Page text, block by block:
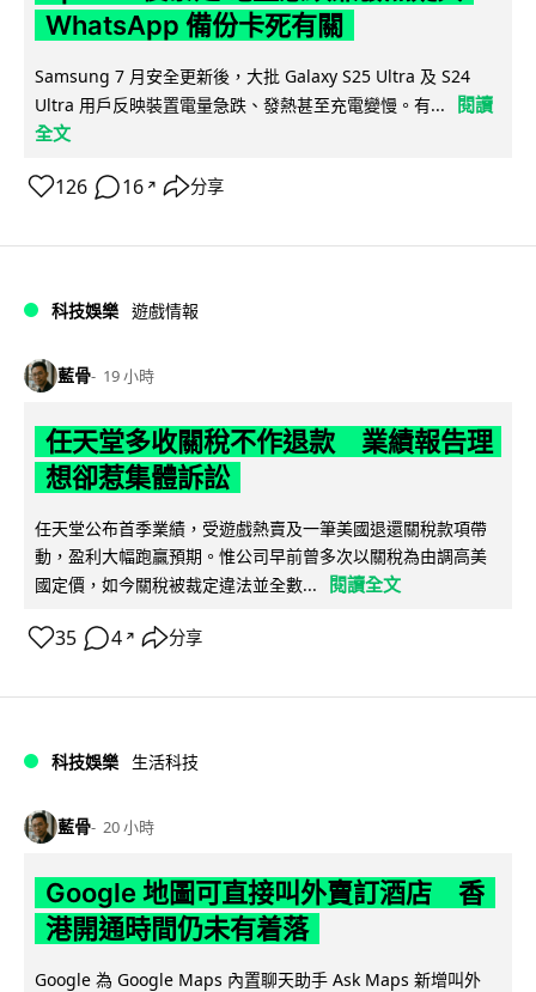
WhatsApp 備份卡死有關
Samsung 7 月安全更新後，大批 Galaxy S25 Ultra 及 S24
Ultra 用戶反映裝置電量急跌、發熱甚至充電變慢。有...
閱讀
全文
126 16 ↗ 分享
科技娛樂 遊戲情報
藍骨 19 小時
任天堂多收關稅不作退款 業績報告理
想卻惹集體訴訟
任天堂公布首季業績，受遊戲熱賣及一筆美國退還關稅款項帶
動，盈利大幅跑贏預期。惟公司早前曾多次以關稅為由調高美
國定價，如今關稅被裁定違法並全數...
閱讀全文
35 4 ↗ 分享
科技娛樂 生活科技
藍骨 20 小時
Google 地圖可直接叫外賣訂酒店 香
港開通時間仍未有着落
Google 為 Google Maps 內置聊天助手 Ask Maps 新增叫外